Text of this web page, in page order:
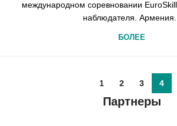
международном соревновании
наблюдателя. Армения...
БОЛЕЕ
1 2 3 4
Партнеры